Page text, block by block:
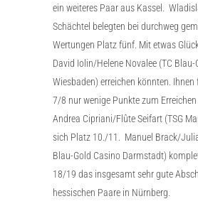
ein weiteres Paar aus Kassel.
Schächtel belegten bei durchweg
Wertungen Platz fünf. Mit etwas
David Iolin/Helene Novalee (TC Blau-
Wiesbaden) erreichen könnten.
7/8 nur wenige Punkte zum Erreichen
Andrea Cipriani/Flûte Seifart (TSG
sich Platz 10./11. Manuel Brack/
Blau-Gold Casino Darmstadt)
18/19 das insgesamt sehr gute
hessischen Paare in Nürnberg.